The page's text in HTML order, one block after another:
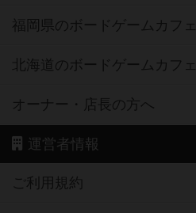
福岡県のボードゲームカフェ
北海道のボードゲームカフェ
オーナー・店長の方へ
運営者情報
ご利用規約